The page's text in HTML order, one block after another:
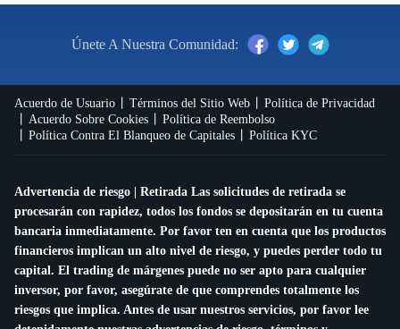
Únete A Nuestra Comunidad:
Acuerdo de Usuario Términos del Sitio Web
Política de Privacidad
Acuerdo Sobre Cookies
Política de Reembolso
Política Contra El Blanqueo de Capitales
Política KYC
Advertencia de riesgo | Retirada Las solicitudes de retirada se
procesarán con rapidez, todos los fondos se depositarán en tu cuenta
bancaria inmediatamente. Por favor ten en cuenta que los productos
financieros implican un alto nivel de riesgo, y puedes perder todo tu
capital. El trading de márgenes puede no ser apto para cualquier
inversor, por favor, asegúrate de que comprendes totalmente los
riesgos que implica. Antes de usar nuestros servicios, por favor lee